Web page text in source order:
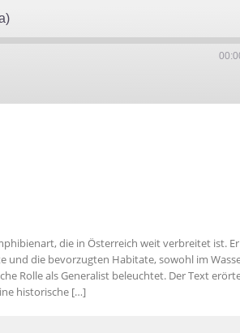
die in Österreich weit verbreitet ist. Er
und die bevorzugten Habitate, sowohl im
Rolle als Generalist beleuchtet. Der Text
historische […]